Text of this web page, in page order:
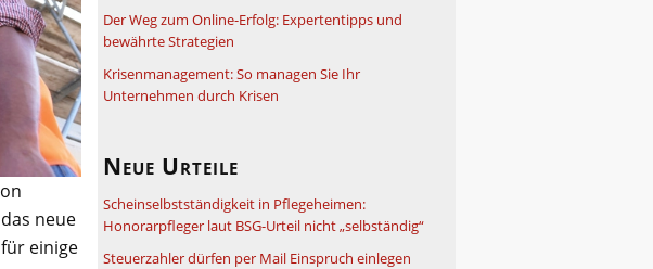
neue
einige
Der Weg zum Online-Erfolg: Expertentipps und
bewährte Strategien
Krisenmanagement: So managen Sie Ihr
Unternehmen durch Krisen
Neue Urteile
Scheinselbstständigkeit in Pflegeheimen:
Honorarpfleger laut BSG-Urteil nicht „selbständig“
Steuerzahler dürfen per Mail Einspruch einlegen